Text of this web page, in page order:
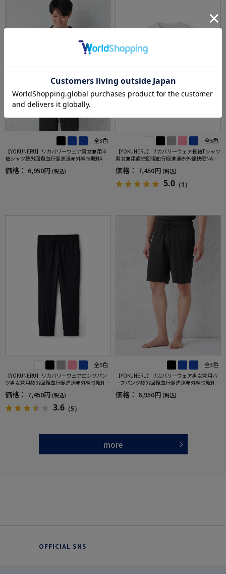
全3色
【YOKUNERU】リカバリーウェア男女兼用半
袖シャツ疲労回復血行促進遠赤外線快眠NANO
MIX(R)【一般医療機器】SS～LLサイズ
価格： 6,950円 (税込)
全5色
【YOKUNERU】リカバリーウェア長袖Tシャツ
男女兼用疲労回復血行促進遠赤外線快眠NANO
MIX(R)【一般医療機器】SS～LLサイズ
価格： 7,450円 (税込)
5.0 （1）
全5色
【YOKUNERU】リカバリーウェアロングパン
ツ男女兼用疲労回復血行促進遠赤外線快眠NA
NOMIX(R)【一般医療機器】SS～LLサイズ
価格： 7,450円 (税込)
3.6 （5）
全3色
【YOKUNERU】リカバリーウェア男女兼用ハ
ーフパンツ疲労回復血行促進遠赤外線快眠NA
NOMIX(R)【一般医療機器】SS～LLサイズ
価格： 6,950円 (税込)
more
OFFICIAL SNS